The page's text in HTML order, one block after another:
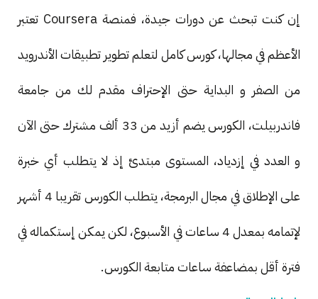
إن كنت تبحث عن دورات جيدة، فمنصة Coursera تعتبر
الأعظم في مجالها، كورس كامل لتعلم تطوير تطبيقات الأندرويد
من الصفر و البداية حتى الإحتراف مقدم لك من جامعة
فاندربيلت، الكورس يضم أزيد من 33 ألف مشترك حتى الآن
و العدد في إزدياد، المستوى مبتدئ إذ لا يتطلب أي خبرة
على الإطلاق في مجال البرمجة، يتطلب الكورس تقريبا 4 أشهر
لإتمامه بمعدل 4 ساعات في الأسبوع، لكن يمكن إستكماله في
فترة أقل بمضاعفة ساعات متابعة الكورس.